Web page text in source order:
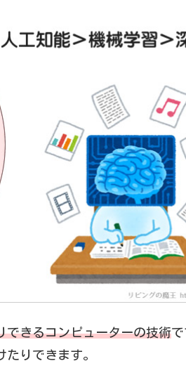
できるコンピューターの技術で
りできます。